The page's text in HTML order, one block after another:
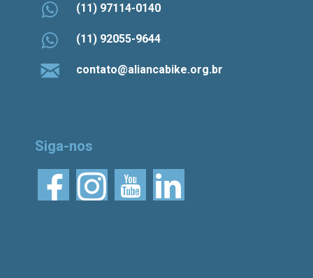
(11) 97114-0140
(11) 92055-9644
contato@aliancabike.org.br
Siga-nos